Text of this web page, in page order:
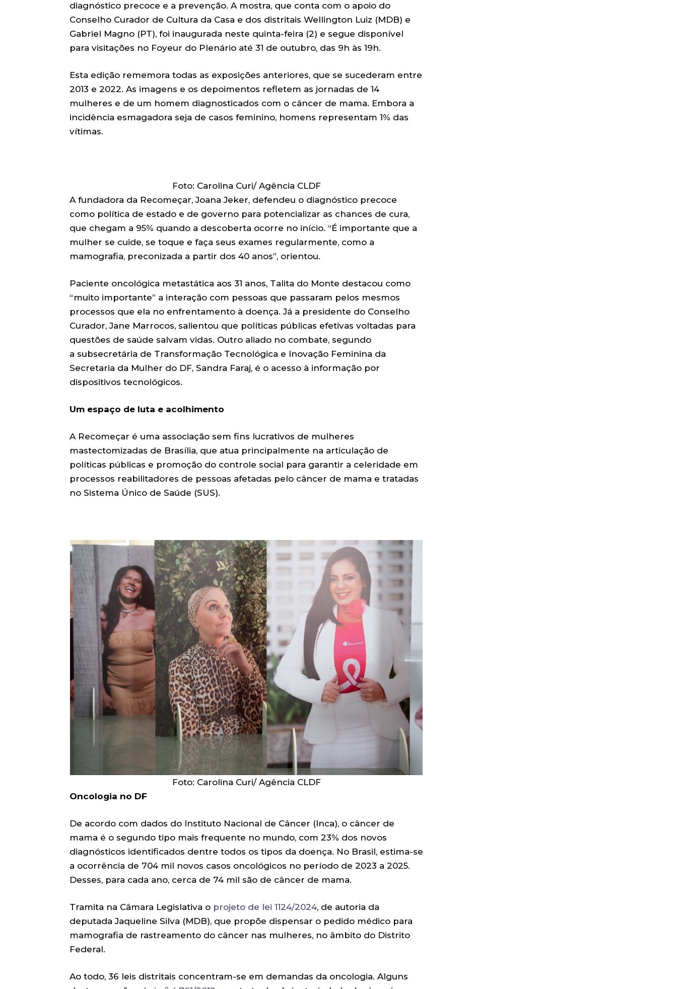
diagnóstico precoce e a prevenção. A mostra, que conta com o apoio do
Conselho Curador de Cultura da Casa e dos distritais Wellington Luiz (MDB) e
Gabriel Magno (PT), foi inaugurada neste quinta-feira (2) e segue disponível
para visitações no Foyeur do Plenário até 31 de outubro, das 9h às 19h.
Esta edição rememora todas as exposições anteriores, que se sucederam entre
2013 e 2022. As imagens e os depoimentos refletem as jornadas de 14
mulheres e de um homem diagnosticados com o câncer de mama. Embora a
incidência esmagadora seja de casos feminino, homens representam 1% das
vítimas.
Foto: Carolina Curi/ Agência CLDF
A fundadora da Recomeçar, Joana Jeker, defendeu o diagnóstico precoce
como política de estado e de governo para potencializar as chances de cura,
que chegam a 95% quando a descoberta ocorre no início. “É importante que a
mulher se cuide, se toque e faça seus exames regularmente, como a
mamografia, preconizada a partir dos 40 anos”, orientou.
Paciente oncológica metastática aos 31 anos, Talita do Monte destacou como
“muito importante” a interação com pessoas que passaram pelos mesmos
processos que ela no enfrentamento à doença. Já a presidente do Conselho
Curador, Jane Marrocos, salientou que políticas públicas efetivas voltadas para
questões de saúde salvam vidas. Outro aliado no combate, segundo
a subsecretária de Transformação Tecnológica e Inovação Feminina da
Secretaria da Mulher do DF, Sandra Faraj, é o acesso à informação por
dispositivos tecnológicos.
Um espaço de luta e acolhimento
A Recomeçar é uma associação sem fins lucrativos de mulheres
mastectomizadas de Brasília, que atua principalmente na articulação de
políticas públicas e promoção do controle social para garantir a celeridade em
processos reabilitadores de pessoas afetadas pelo câncer de mama e tratadas
no Sistema Único de Saúde (SUS).
Foto: Carolina Curi/ Agência CLDF
Oncologia no DF
De acordo com dados do Instituto Nacional de Câncer (Inca), o câncer de
mama é o segundo tipo mais frequente no mundo, com 23% dos novos
diagnósticos identificados dentre todos os tipos da doença. No Brasil, estima-se
a ocorrência de 704 mil novos casos oncológicos no período de 2023 a 2025.
Desses, para cada ano, cerca de 74 mil são de câncer de mama.
Tramita na Câmara Legislativa o projeto de lei 1124/2024, de autoria da
deputada Jaqueline Silva (MDB), que propõe dispensar o pedido médico para
mamografia de rastreamento do câncer nas mulheres, no âmbito do Distrito
Federal.
Ao todo, 36 leis distritais concentram-se em demandas da oncologia. Alguns